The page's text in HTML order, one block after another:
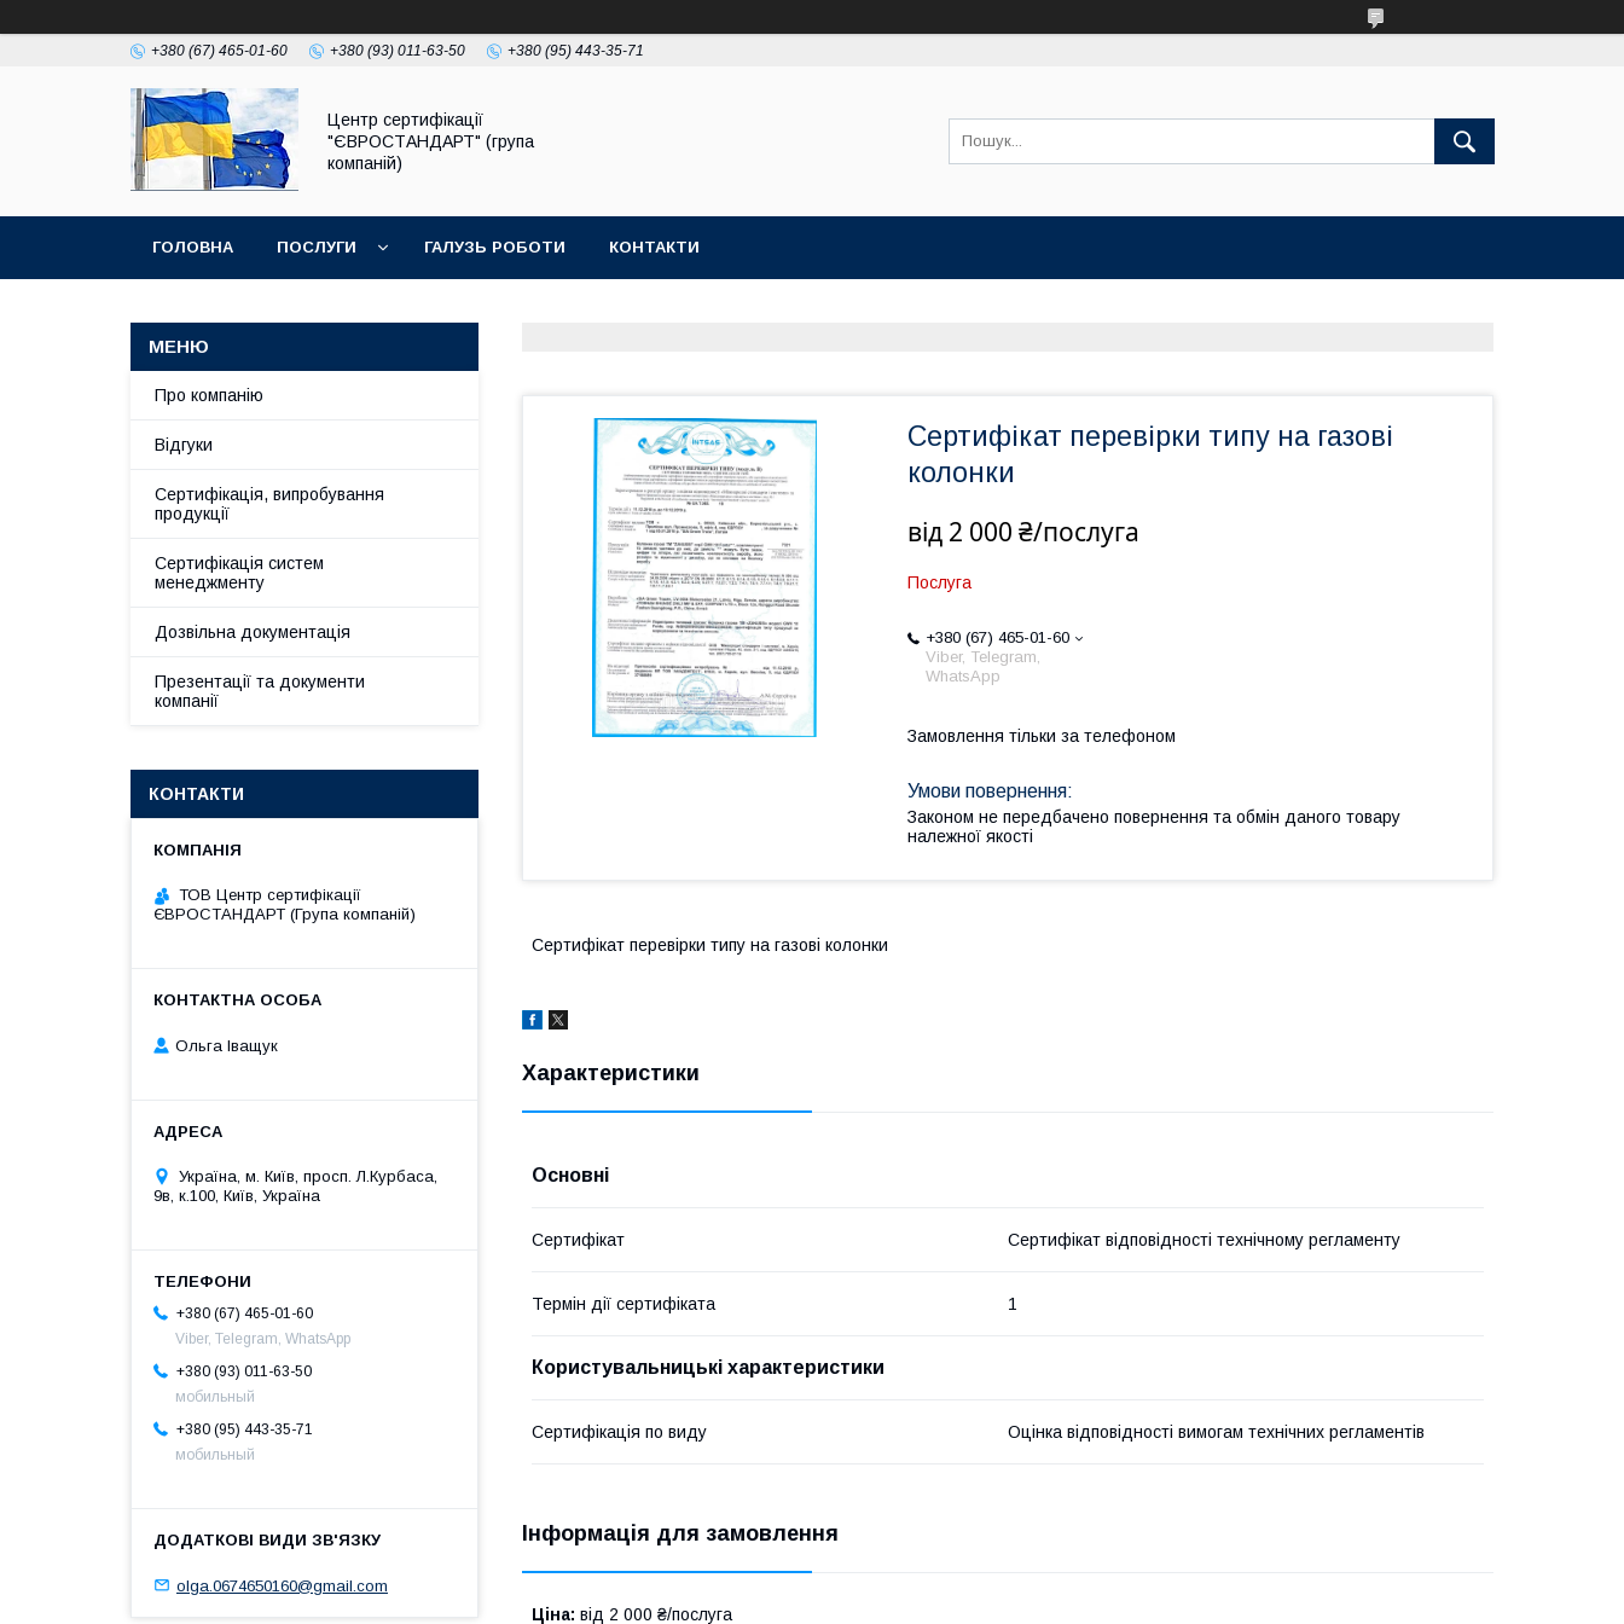
+380 (67) 465-01-60 +380 (93) 011-63-50 +380 (95) 443-35-71
Центр сертифікації
"ЄВРОСТАНДАРТ" (група
компаній)
ГОЛОВНА ПОСЛУГИ ГАЛУЗЬ РОБОТИ КОНТАКТИ
Сертифікат перевірки типу на газові
колонки
від 2 000 ₴/послуга
Послуга
+380 (67) 465-01-60
Viber, Telegram,
WhatsApp
Замовлення тільки за телефоном
Законом не передбачено повернення та обмін даного товару
належної якості
Сертифікат перевірки типу на газові колонки
Характеристики
Основні
Сертифікат Сертифікат відповідності технічному регламенту
Термін дії сертифіката 1
Користувальницькі характеристики
Сертифікація по виду Оцінка відповідності вимогам технічних регламентів
Інформація для замовлення
Ціна: від 2 000 ₴/послуга
Про компанію
Відгуки
Сертифікація, випробування
продукції
Сертифікація систем
менеджменту
Дозвільна документація
Презентації та документи
компанії
КОНТАКТИ
ТОВ Центр сертифікації
ЄВРОСТАНДАРТ (Група компаній)
Ольга Іващук
Україна, м. Київ, просп. Л.Курбаса,
9в, к.100, Київ, Україна
+380 (67) 465-01-60
Viber, Telegram, WhatsApp
+380 (93) 011-63-50
мобильный
+380 (95) 443-35-71
мобильный
olga.0674650160@gmail.com